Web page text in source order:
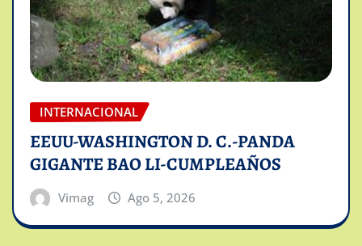
INTERNACIONAL
EEUU-WASHINGTON D. C.-PANDA
GIGANTE BAO LI-CUMPLEAÑOS
Vimag Ago 5, 2026